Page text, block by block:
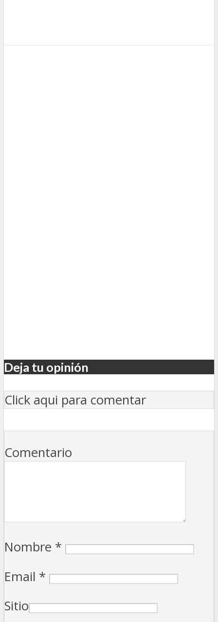
Deja tu opinión
Click aqui para comentar
Comentario
Nombre *
Email *
Sitio